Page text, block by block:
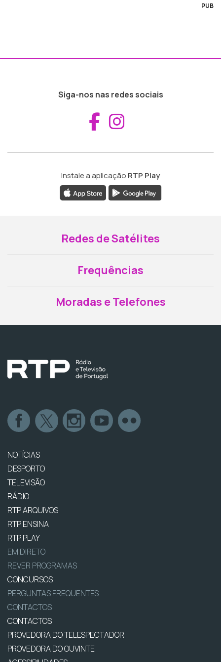
PUB
Siga-nos nas redes sociais
Aceder ao
Instale a aplicação RTP Play
Redes de Satélites
Frequências
Moradas e Telefones
NOTÍCIAS
DESPORTO
TELEVISÃO
RÁDIO
RTP ARQUIVOS
RTP ENSINA
RTP PLAY
EM DIRETO
REVER PROGRAMAS
CONCURSOS
PERGUNTAS FREQUENTES
CONTACTOS
CONTACTOS
PROVEDORA DO TELESPECTADOR
PROVEDORA DO OUVINTE